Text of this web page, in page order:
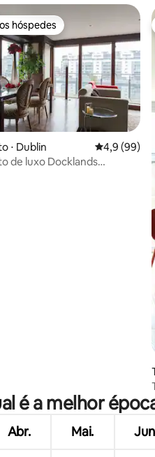
de 5, 3 avaliações
hóspedes
hóspedes
⋅ Dublin 4,9 de uma
4,9 (99)
de luxo Docklands
é a melhor
Abr. Mai.